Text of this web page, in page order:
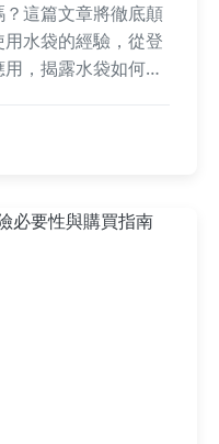
這篇文章將徹底顛
水袋的經驗，從登
，揭露水袋如何成